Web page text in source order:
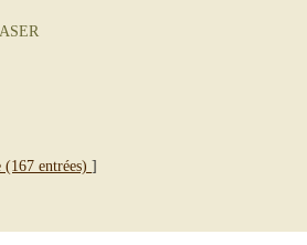
entrées) ]